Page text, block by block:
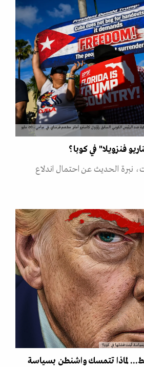
أشخاص يرفعون لافتات دعما للاتهامات الأميركية ضد الرئيس الكوبي السابق راؤول كاسترو أمام مطعم فرساي في ميامي، 20 مايو
فنزويلا" في كوبا؟
نبرة الحديث عن احتمال اندلاع
أثبتت فشلها في كوبا؟
لماذا تتمسك واشنطن بسياسة